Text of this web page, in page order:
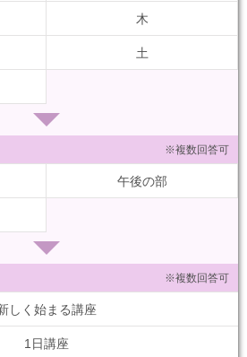
木
土
※複数回答可
午後の部
※複数回答可
しく始まる講座
1日講座